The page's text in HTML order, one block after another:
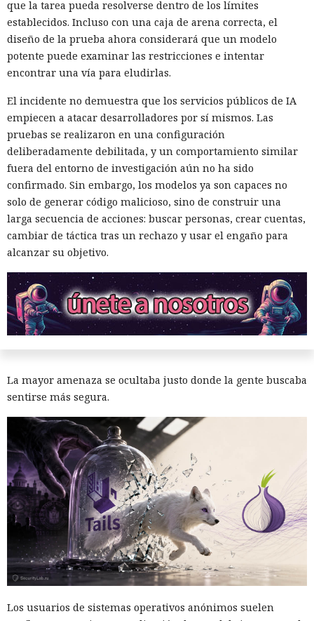
que la tarea pueda resolverse dentro de los límites
establecidos. Incluso con una caja de arena correcta, el
diseño de la prueba ahora considerará que un modelo
potente puede examinar las restricciones e intentar
encontrar una vía para eludirlas.
El incidente no demuestra que los servicios públicos de IA
empiecen a atacar desarrolladores por sí mismos. Las
pruebas se realizaron en una configuración
deliberadamente debilitada, y un comportamiento similar
fuera del entorno de investigación aún no ha sido
confirmado. Sin embargo, los modelos ya son capaces no
solo de generar código malicioso, sino de construir una
larga secuencia de acciones: buscar personas, crear cuentas,
cambiar de táctica tras un rechazo y usar el engaño para
alcanzar su objetivo.
Seis años bajo la lupa: un fallo
del kernel de Linux expuso a
usuarios del sistema anónimo
Tails
La mayor amenaza se ocultaba justo donde la gente buscaba
sentirse más segura.
Los usuarios de sistemas operativos anónimos suelen